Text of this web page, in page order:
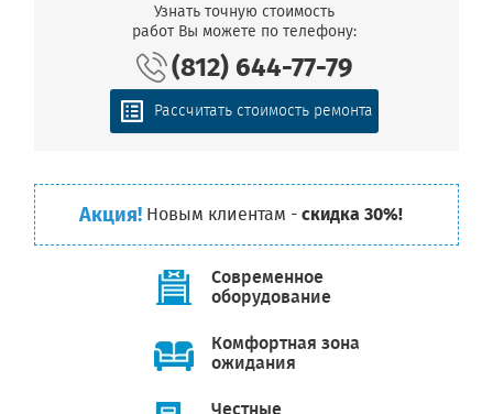
Узнать точную стоимость
работ Вы можете по телефону:
(812) 644-77-79
Рассчитать стоимость ремонта
Акция! Новым клиентам -скидка 30%!
Современное
оборудование
Комфортная зона
ожидания
Честные